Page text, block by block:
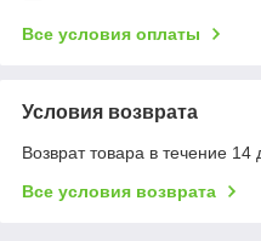
Все условия оплаты
Условия возврата
Возврат товара в течение 14
Все условия возврата